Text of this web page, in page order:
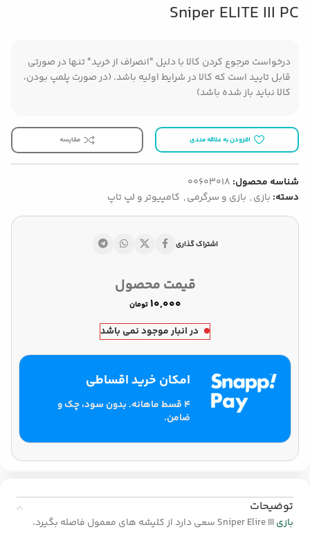
Sniper ELITE III PC
درخواست مرجوع کردن کالا با دلیل "انصراف از خرید" تنها در صورتی
قابل تایید است که کالا در شرایط اولیه باشد. (در صورت پلمپ بودن،
کالا نباید باز شده باشد)
افزودن به علاقه مندی مقایسه
شناسه محصول: 00603018
دسته: بازی, بازی و سرگرمی, کامپیوتر و لپ تاپ
اشتراک گذاری
قیمت محصول
تومان
در انبار موجود نمی باشد
امکان خرید اقساطی
۴ قسط ماهانه. بدون سود، چک و
ضامن.
توضیحات
بازی